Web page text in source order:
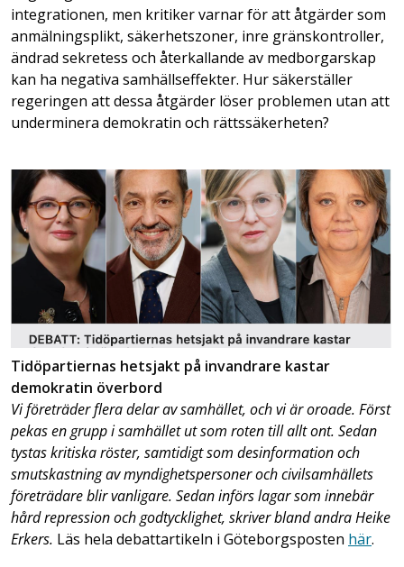
integrationen, men kritiker varnar för att åtgärder som
anmälningsplikt, säkerhetszoner, inre gränskontroller,
ändrad sekretess och återkallande av medborgarskap
kan ha negativa samhällseffekter. Hur säkerställer
regeringen att dessa åtgärder löser problemen utan att
underminera demokratin och rättssäkerheten?
Tidöpartiernas hetsjakt på invandrare kastar
demokratin överbord
Vi företräder flera delar av samhället, och vi är oroade. Först
pekas en grupp i samhället ut som roten till allt ont. Sedan
tystas kritiska röster, samtidigt som desinformation och
smutskastning av myndighetspersoner och civilsamhällets
företrädare blir vanligare. Sedan införs lagar som innebär
hård repression och godtycklighet, skriver bland andra Heike
Erkers. Läs hela debattartikeln i Göteborgsposten här.